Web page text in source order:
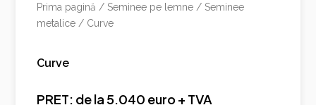
Prima pagină / Seminee pe lemne / Seminee
metalice / Curve
Curve
PRET: de la 5.040 euro + TVA